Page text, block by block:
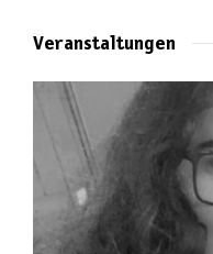
Veranstaltungen